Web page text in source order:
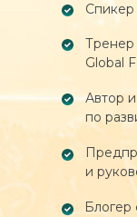
Тренер
Global
Автор
по
и
Блогер